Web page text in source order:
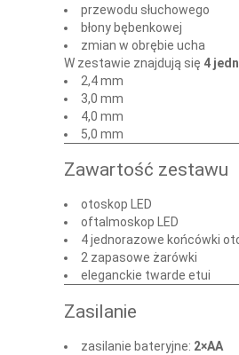
przewodu słuchowego
błony bębenkowej
zmian w obrębie ucha
W zestawie znajdują się 4
2,4 mm
3,0 mm
4,0 mm
5,0 mm
Zawartość zestawu
otoskop LED
oftalmoskop LED
4 jednorazowe końcówki
2 zapasowe żarówki
eleganckie twarde etui
Zasilanie
zasilanie bateryjne: 2×AA